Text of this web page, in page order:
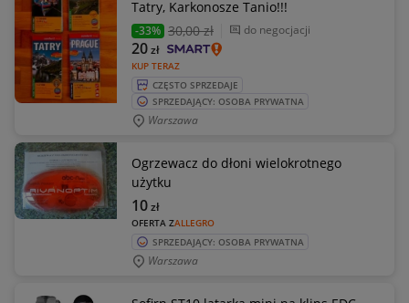
Tatry, Karkonosze Tanio!!!
-33% 30,00 zł do negocjacji
KUP TERAZ
20zł
CZĘSTO SPRZEDAJE
SPRZEDAJĄCY: OSOBA PRYWATNA
Warszawa
Ogrzewacz do dłoni wielokrotnego
użytku
OFERTA ZALLEGRO
10zł
SPRZEDAJĄCY: OSOBA PRYWATNA
Warszawa